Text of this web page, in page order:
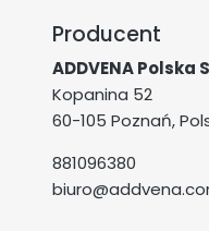
Producent
ADDVENA Polska
Kopanina 52
60-105 Poznań,
881096380